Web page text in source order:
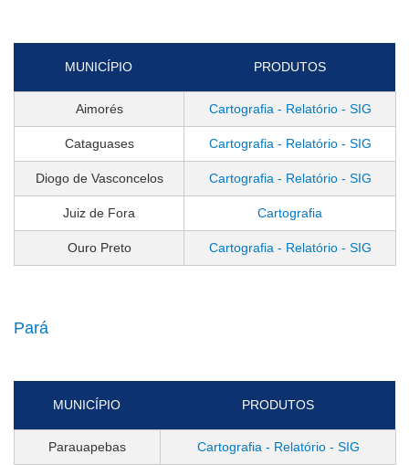
MUNICÍPIO PRODUTOS
Aimorés Cartografia - Relatório - SIG
Cataguases Cartografia - Relatório - SIG
Diogo de Vasconcelos Cartografia - Relatório - SIG
Juiz de Fora Cartografia
Ouro Preto Cartografia - Relatório - SIG
Pará
MUNICÍPIO PRODUTOS
Parauapebas Cartografia - Relatório - SIG